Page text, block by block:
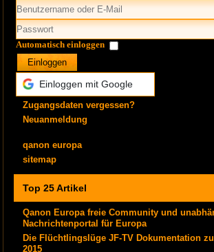
Automatisch einloggen
Einloggen
Einloggen mit Google
Zugangsdaten vergessen?
Neuanmeldung
qanon europa
sitemap
Top 25 Artikel
Qanon Europa freie Community und
Nachrichtenportal für Europa
Die Flüchtlingslüge JF-TV Dokumentation
2015